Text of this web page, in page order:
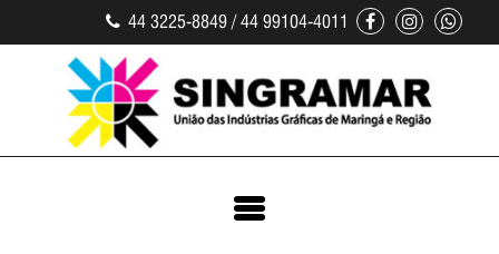
44 3225-8849 / 44 99104-4011